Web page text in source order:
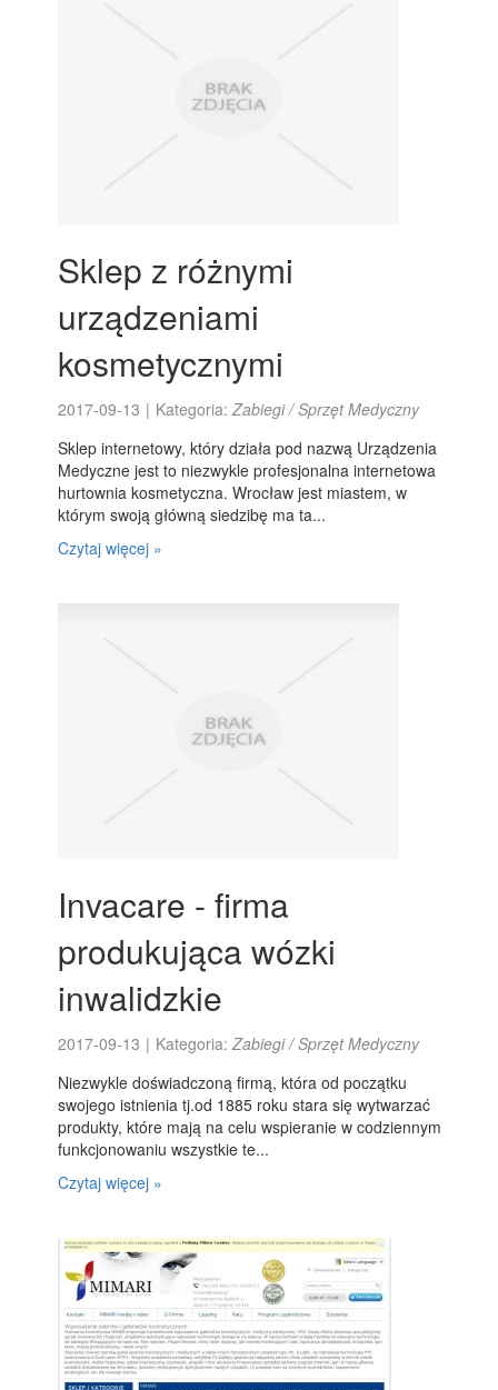
Sklep z różnymi
urządzeniami
kosmetycznymi
2017-09-13 | Kategoria:Zabiegi / Sprzęt Medyczny
Sklep internetowy, który działa pod nazwą Urządzenia
Medyczne jest to niezwykle profesjonalna internetowa
hurtownia kosmetyczna. Wrocław jest miastem, w
którym swoją główną siedzibę ma ta...
Czytaj więcej »
Invacare - firma
produkująca wózki
inwalidzkie
2017-09-13 | Kategoria:Zabiegi / Sprzęt Medyczny
Niezwykle doświadczoną firmą, która od początku
swojego istnienia tj.od 1885 roku stara się wytwarzać
produkty, które mają na celu wspieranie w codziennym
funkcjonowaniu wszystkie te...
Czytaj więcej »